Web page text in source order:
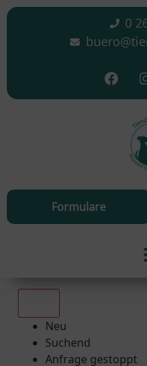
0
Formulare
Neu
Suchend
Anfrage gestoppt